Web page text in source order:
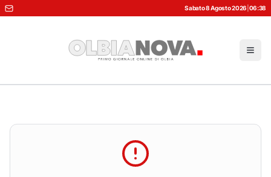
Sabato 8 Agosto 2026 06:38